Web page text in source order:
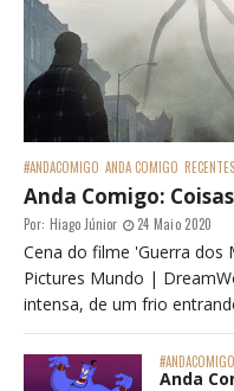
#ANDACOMIGO ANDA COMIGO RECENTES
Anda Comigo:
Por: Hiago Júnior 24 Maio 2020
Cena do filme 'Guerra dos
Pictures Mundo |
intensa, de um frio
#ANDACOMIGO
Anda